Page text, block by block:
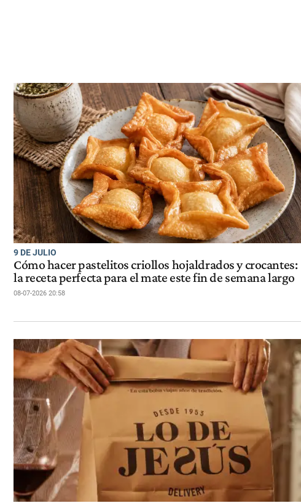
9 DE JULIO
Cómo hacer pastelitos criollos hojaldrados y crocantes:
la receta perfecta para el mate este fin de semana largo
08-07-2026 20:58